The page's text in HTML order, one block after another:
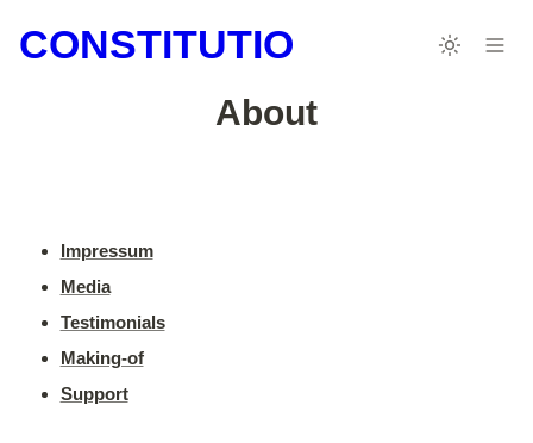
CONSTITUTIO
About
Impressum
Media
Testimonials
Making-of
Support